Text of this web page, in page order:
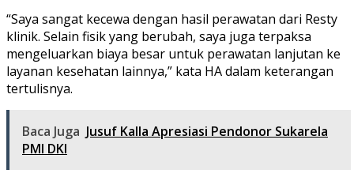
“Saya sangat kecewa dengan hasil perawatan dari Resty
klinik. Selain fisik yang berubah, saya juga terpaksa
mengeluarkan biaya besar untuk perawatan lanjutan ke
layanan kesehatan lainnya,” kata HA dalam keterangan
tertulisnya.
Baca Juga Jusuf Kalla Apresiasi Pendonor Sukarela
PMI DKI